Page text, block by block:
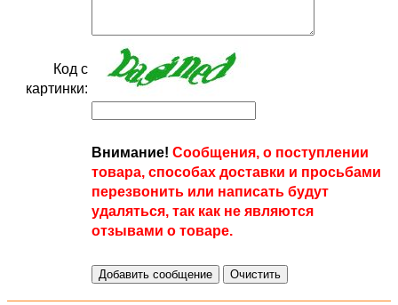
Код с
картинки:
Внимание! Сообщения, о поступлении
товара, способах доставки и просьбами
перезвонить или написать будут
удаляться, так как не являются
отзывами о товаре.